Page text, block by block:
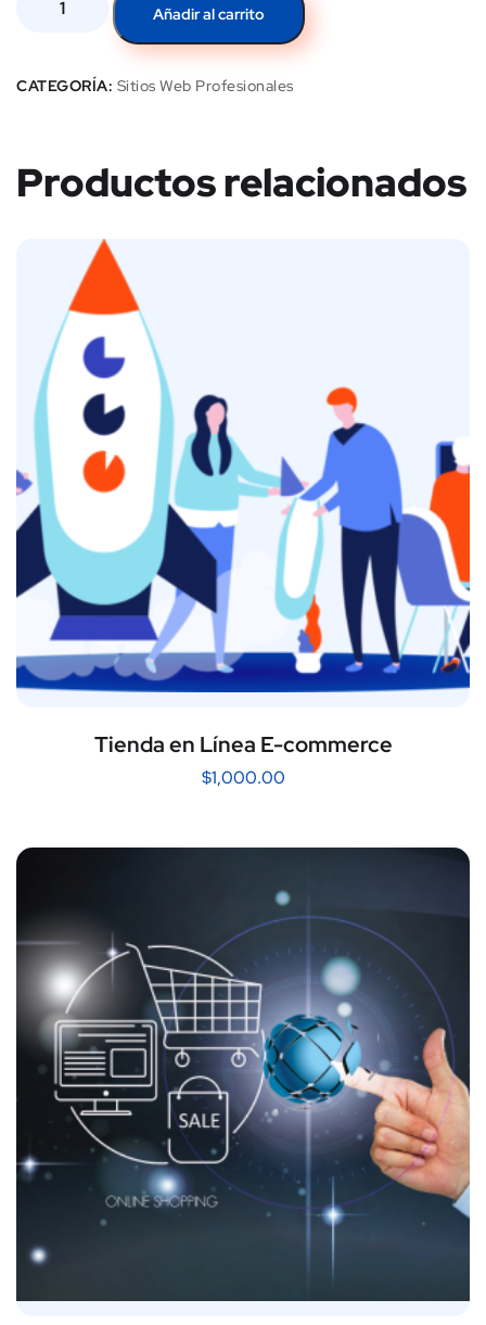
Añadir al carrito
CATEGORÍA: Sitios Web Profesionales
Productos relacionados
Tienda en Línea E-commerce
$1,000.00